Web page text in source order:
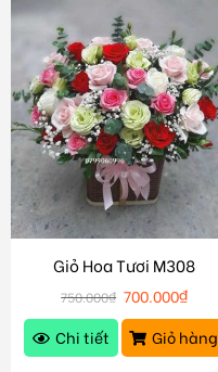
Giỏ Hoa Tươi M308
750.000₫ 700.000₫
Chi tiết
Giỏ hàng